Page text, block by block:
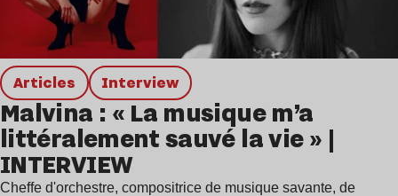
Articles interview
Malvina : « La musique m’a
littéralement sauvé la vie » |
INTERVIEW
Cheffe d'orchestre, compositrice de musique savante, de